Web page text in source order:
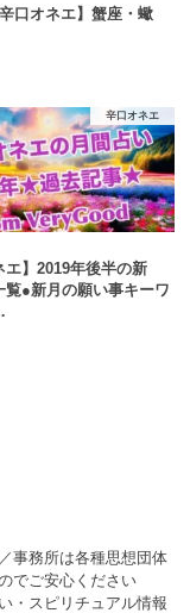
口オネエ】蟹座・蠍
辛口オネエ
エ】2019年後半の新
覧●新月の願い事キーワ
事務所は各種思想団体
でご安心ください
スピリチュアル情報